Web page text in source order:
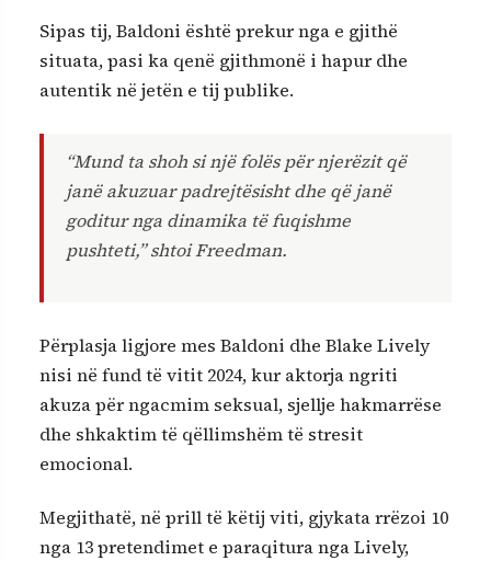
Sipas tij, Baldoni është prekur nga e gjithë
situata, pasi ka qenë gjithmonë i hapur dhe
autentik në jetën e tij publike.
“Mund ta shoh si një folës për njerëzit që
janë akuzuar padrejtësisht dhe që janë
goditur nga dinamika të fuqishme
pushteti,” shtoi Freedman.
Përplasja ligjore mes Baldoni dhe Blake Lively
nisi në fund të vitit 2024, kur aktorja ngriti
akuza për ngacmim seksual, sjellje hakmarrëse
dhe shkaktim të qëllimshëm të stresit
emocional.
Megjithatë, në prill të këtij viti, gjykata rrëzoi 10
nga 13 pretendimet e paraqitura nga Lively,